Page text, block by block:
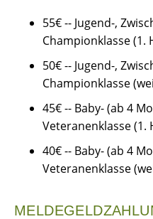
55€ -- Jugend-,
Championklasse (1.
50€ -- Jugend-,
Championklasse
45€ -- Baby- (ab 4
Veteranenklasse (1.
40€ -- Baby- (ab 4
Veteranenklasse